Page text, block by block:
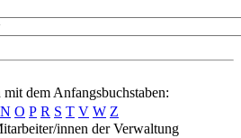
dem Anfangsbuchstaben:
N O P R S T V W Z
innen der Verwaltung